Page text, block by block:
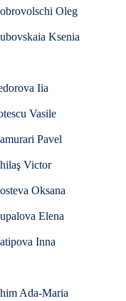
Oleg
Ksenia
Iia
Vasile
Pavel
Victor
Oksana
Elena
Inna
Ada-Maria